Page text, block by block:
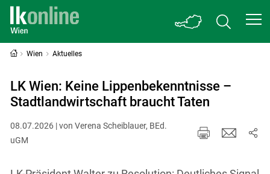
Wien Aktuelles
LK Wien: Keine Lippenbekenntnisse –
Stadtlandwirtschaft braucht Taten
08.07.2026 | von Verena Scheiblauer, BEd.
uGM